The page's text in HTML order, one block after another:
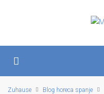
Zuhause Blog horeca spanje